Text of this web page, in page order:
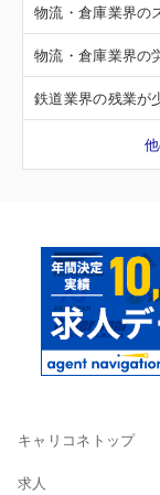
物流・倉庫業界の
物流・倉庫業界の
鉄道業界の残業が
キャリコネトップ
求人